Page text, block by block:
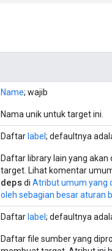
Name; wajib
Nama unik untuk target ini.
Daftar label ; defaultnya
Daftar library lain yang akan
target. Lihat komentar
depsdi Atribut umum yang
oleh sebagian besar aturan
Daftar label ; defaultnya
Daftar file sumber yang